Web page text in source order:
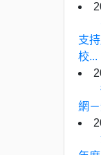
支
校...
網